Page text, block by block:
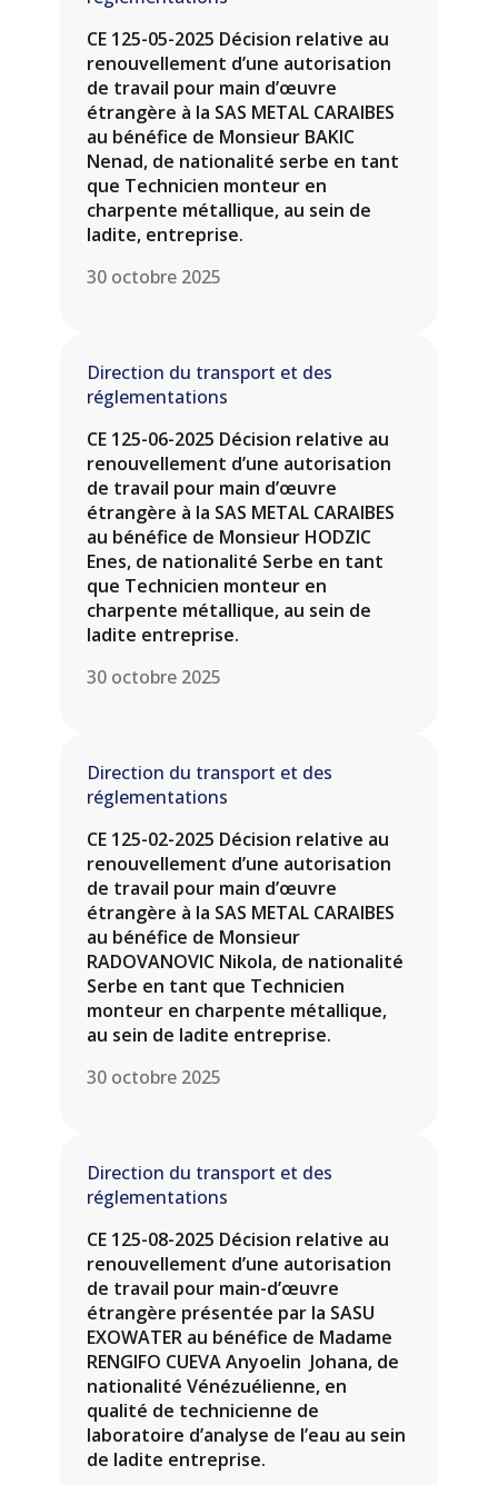
CE 125-05-2025 Décision relative au
renouvellement d’une autorisation
de travail pour main d’œuvre
étrangère à la SAS METAL CARAIBES
au bénéfice de Monsieur BAKIC
Nenad, de nationalité serbe en tant
que Technicien monteur en
charpente métallique, au sein de
ladite, entreprise.
30 octobre 2025
Direction du transport et des
réglementations
CE 125-06-2025 Décision relative au
renouvellement d’une autorisation
de travail pour main d’œuvre
étrangère à la SAS METAL CARAIBES
au bénéfice de Monsieur HODZIC
Enes, de nationalité Serbe en tant
que Technicien monteur en
charpente métallique, au sein de
ladite entreprise.
30 octobre 2025
Direction du transport et des
réglementations
CE 125-02-2025 Décision relative au
renouvellement d’une autorisation
de travail pour main d’œuvre
étrangère à la SAS METAL CARAIBES
au bénéfice de Monsieur
RADOVANOVIC Nikola, de nationalité
Serbe en tant que Technicien
monteur en charpente métallique,
au sein de ladite entreprise.
30 octobre 2025
Direction du transport et des
réglementations
CE 125-08-2025 Décision relative au
renouvellement d’une autorisation
de travail pour main-d’œuvre
étrangère présentée par la SASU
EXOWATER au bénéfice de Madame
RENGIFO CUEVA Anyoelin Johana, de
nationalité Vénézuélienne, en
qualité de technicienne de
laboratoire d’analyse de l’eau au sein
de ladite entreprise.